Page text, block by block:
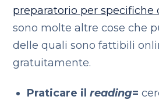
preparatorio per specifiche
sono molte altre cose che
delle quali sono fattibili
gratuitamente.
Praticare il reading=